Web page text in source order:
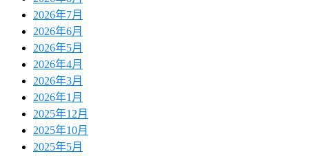
2026年7月
2026年6月
2026年5月
2026年4月
2026年3月
2026年1月
2025年12月
2025年10月
2025年5月